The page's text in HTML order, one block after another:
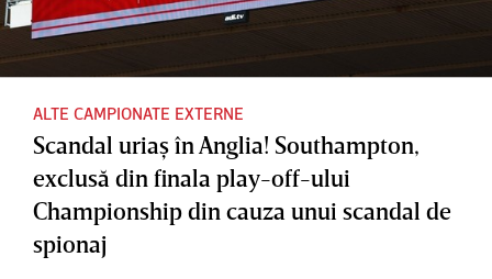
ALTE CAMPIONATE EXTERNE
Scandal uriaş în Anglia! Southampton,
exclusă din finala play-off-ului
Championship din cauza unui scandal de
spionaj